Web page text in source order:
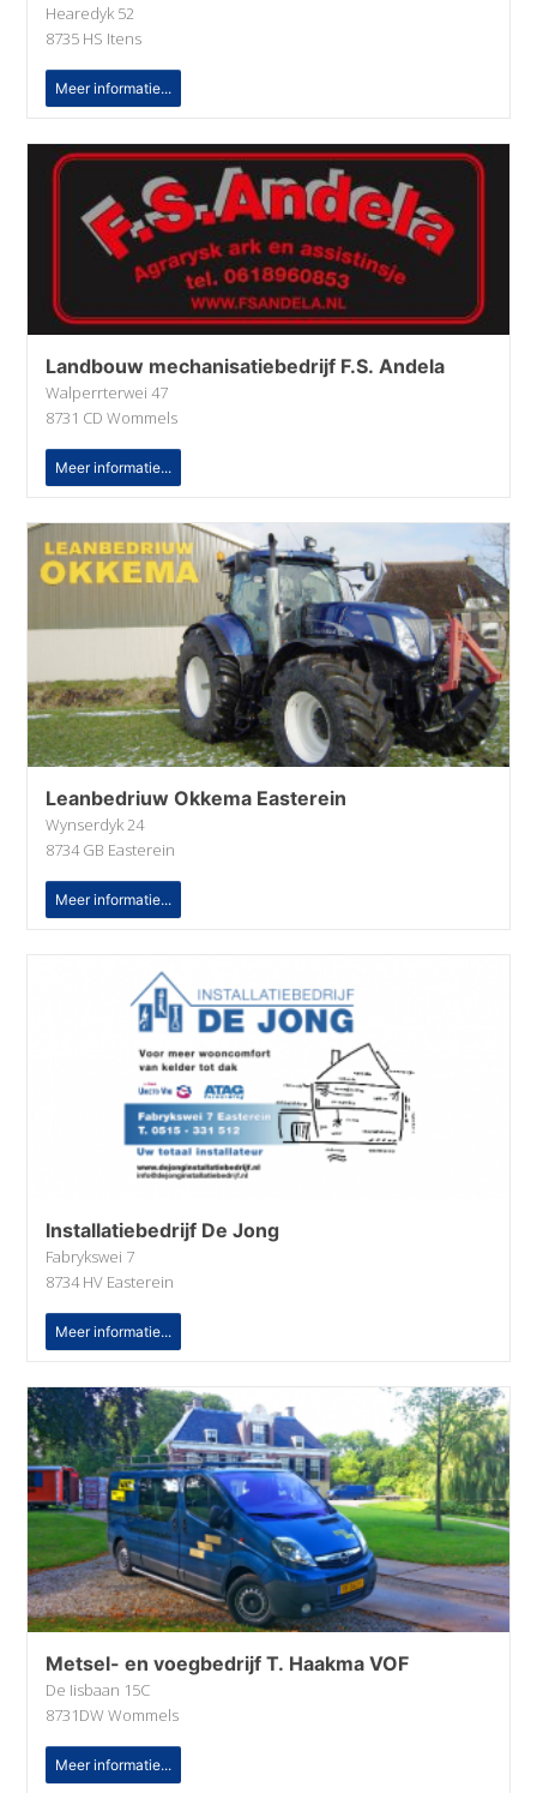
Hearedyk 52
8735 HS Itens
Meer informatie...
Landbouw mechanisatiebedrijf F.S. Andela
Walperrterwei 47
8731 CD Wommels
Meer informatie...
Leanbedriuw Okkema Easterein
Wynserdyk 24
8734 GB Easterein
Meer informatie...
lnstallatiebedrijf De Jong
Fabrykswei 7
8734 HV Easterein
Meer informatie...
Metsel- en voegbedrijf T. Haakma VOF
De Iisbaan 15C
8731DW Wommels
Meer informatie...